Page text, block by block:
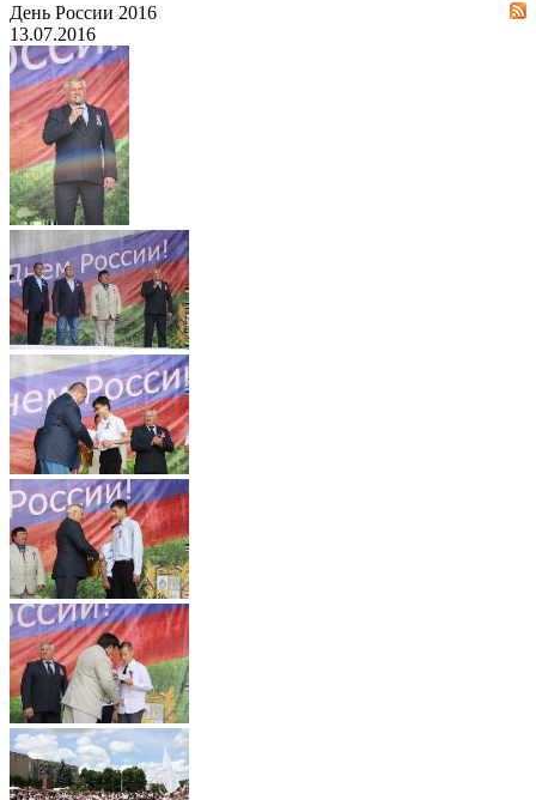
День России 2016
13.07.2016